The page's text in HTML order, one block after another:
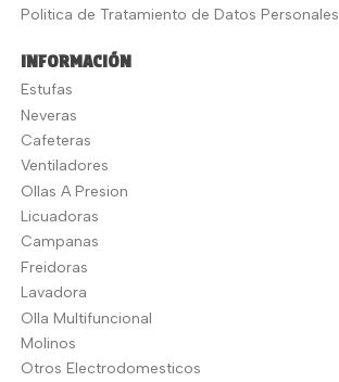
Politica de Tratamiento de Datos Personales
INFORMACIÓN
Estufas
Neveras
Cafeteras
Ventiladores
Ollas A Presion
Licuadoras
Campanas
Freidoras
Lavadora
Olla Multifuncional
Molinos
Otros Electrodomesticos